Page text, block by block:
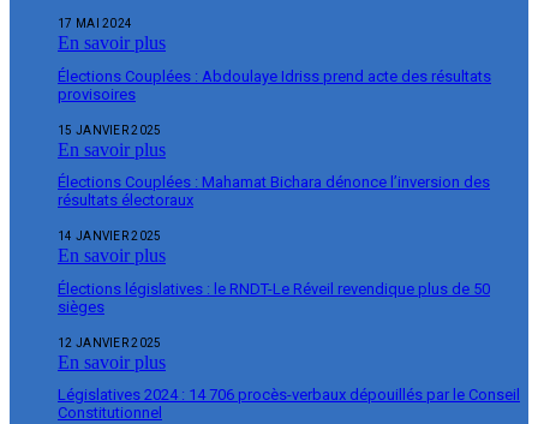
17 MAI 2024
En savoir plus
Élections Couplées : Abdoulaye Idriss prend acte des résultats
provisoires
15 JANVIER 2025
En savoir plus
Élections Couplées : Mahamat Bichara dénonce l’inversion des
résultats électoraux
14 JANVIER 2025
En savoir plus
Élections législatives : le RNDT-Le Réveil revendique plus de 50
sièges
12 JANVIER 2025
En savoir plus
Législatives 2024 : 14 706 procès-verbaux dépouillés par le Conseil
Constitutionnel